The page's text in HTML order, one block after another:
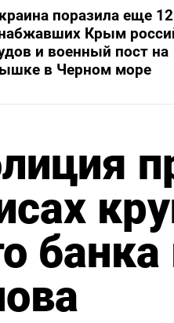
поразила еще 12
Крым
и военный пост на
в Черном море
банка